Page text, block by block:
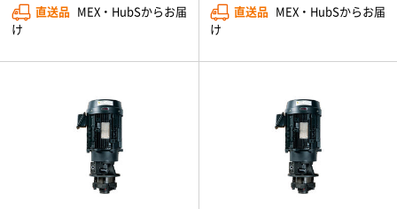
直送品 MEX ・ HubSからお届
け
直送品 MEX ・ HubSからお届
け